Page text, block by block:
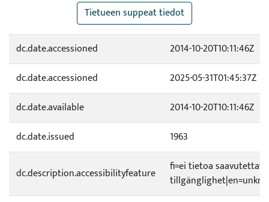
Tietueen suppeat tiedot
dc.date.accessioned
2014-10-20T10:11:46Z
dc.date.accessioned
2025-05-31T01:45:37Z
dc.date.available
2014-10-20T10:11:46Z
dc.date.issued
1963
dc.description.accessibilityfeature
fi=ei tietoa